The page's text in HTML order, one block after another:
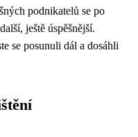
podnikatelů se po
ještě úspěšnější.
se posunuli dál a dosáhli